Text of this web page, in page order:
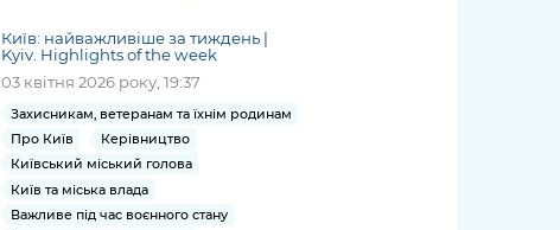
Київ: найважливіше за тиждень |
Kyiv. Highlights of the week
03 квітня 2026 року, 19:37
Захисникам, ветеранам та їхнім родинам
Про Київ
Керівництво
Київський міський голова
Київ та міська влада
Важливе під час воєнного стану